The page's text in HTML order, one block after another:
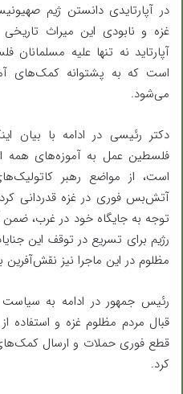
در آپارتایدی دانستن ژیم
غزه و نابودی این میراث
آپارتاید نه تنها علیه مسلمانان
است که به پشتوانه کمک‌های
می‌شود.
دکتر رئیسی در ادامه با بیان
فلسطین عمل به آموزه‌های همه
است، از مواضع رهبر
آتش‌بس فوری در غزه قدردانی
توجه به جایگاه خود در غرب،
رژیم برای تسریع در توقف این
مظلوم در این ماجرا نیز نقش‌آفرین
رئیس جمهور در ادامه به
قبال مردم مظلوم غزه و استفاده
قطع فوری حملات و ارسال
کرد.